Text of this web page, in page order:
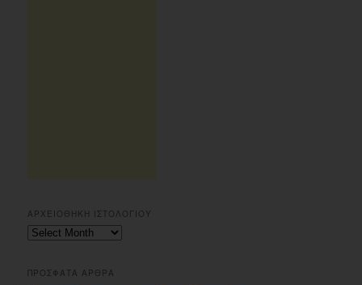
ΑΡΧΕΙΟΘΗΚΗ ΙΣΤΟΛΟΓΙΟΥ
Αρχειοθηκη
ΠΡΟΣΦΑΤΑ ΑΡΘΡΑ